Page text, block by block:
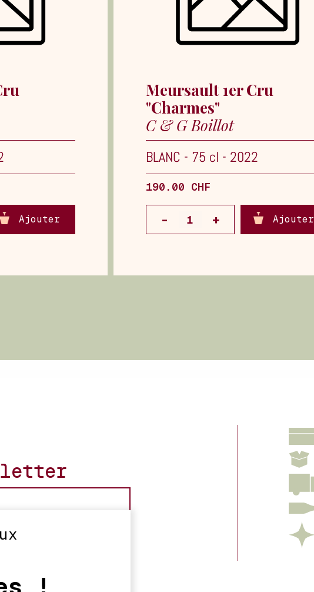
Ajouter
Meursault 1er Cru
"Charmes"
C & G Boillot
BLANC - 75 cl - 2022
190.00 CHF
Ajouter